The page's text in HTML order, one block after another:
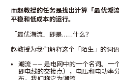
而赵教授的任务是找出计算「最优潮
平稳和低成本的运行。
「最优潮流」即是……什么？
赵教授为我们解释这个「陌生」的词语
潮流 —— 是电网中的一个名词。一
即电线的交接点），电压和电功率